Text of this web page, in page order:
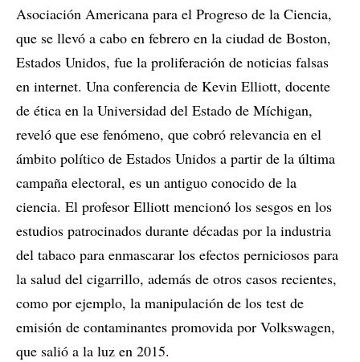
Asociación Americana para el Progreso de la Ciencia,
que se llevó a cabo en febrero en la ciudad de Boston,
Estados Unidos, fue la proliferación de noticias falsas
en internet. Una conferencia de Kevin Elliott, docente
de ética en la Universidad del Estado de Míchigan,
reveló que ese fenómeno, que cobró relevancia en el
ámbito político de Estados Unidos a partir de la última
campaña electoral, es un antiguo conocido de la
ciencia. El profesor Elliott mencionó los sesgos en los
estudios patrocinados durante décadas por la industria
del tabaco para enmascarar los efectos perniciosos para
la salud del cigarrillo, además de otros casos recientes,
como por ejemplo, la manipulación de los test de
emisión de contaminantes promovida por Volkswagen,
que salió a la luz en 2015.